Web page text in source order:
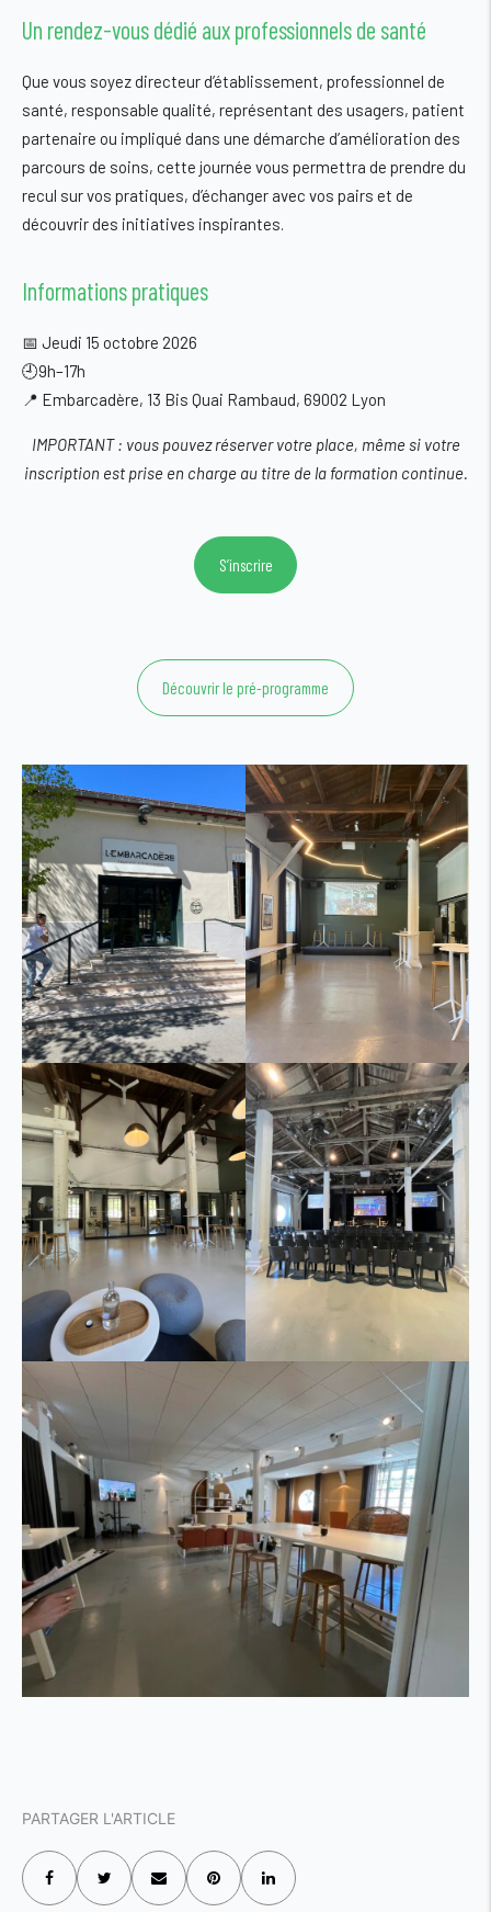
Un rendez-vous dédié aux professionnels de santé
Que vous soyez directeur d’établissement, professionnel de
santé, responsable qualité, représentant des usagers, patient
partenaire ou impliqué dans une démarche d’amélioration des
parcours de soins, cette journée vous permettra de prendre du
recul sur vos pratiques, d’échanger avec vos pairs et de
découvrir des initiatives inspirantes.
Informations pratiques
📅 Jeudi 15 octobre 2026
🕘9h–17h
📍 Embarcadère, 13 Bis Quai Rambaud, 69002 Lyon
IMPORTANT : vous pouvezréserver votre place, même si votre
inscription est prise en charge au titre de la formation continue.
S’inscrire
Découvrir le pré-programme
PARTAGER L'ARTICLE